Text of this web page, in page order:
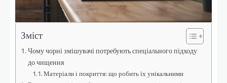
Зміст
Чому чорні змішувачі потребують спеціального підходу
до чищення
Матеріали і покриття: що робить їх унікальними